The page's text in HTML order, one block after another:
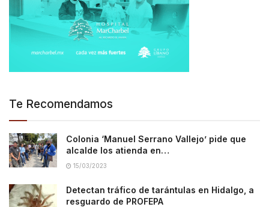
Te Recomendamos
Colonia ‘Manuel Serrano Vallejo’ pide que
alcalde los atienda en…
15/03/2023
Detectan tráfico de tarántulas en Hidalgo, a
resguardo de PROFEPA